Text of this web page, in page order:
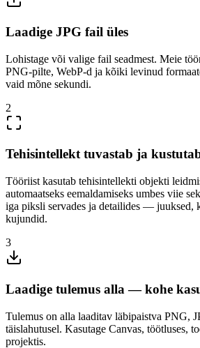
Laadige JPG fail üles
Lohistage või valige fail seadmest. Meie
PNG-pilte, WebP-d ja kõiki levinud
vaid mõne sekundi.
2
Tehisintellekt tuvastab ja
Tööriist kasutab tehisintellekti objekti
automaatseks eemaldamiseks umbes viie
iga piksli servades ja detailides — juuksed,
kujundid.
3
Laadige tulemus alla — kohe
Tulemus on alla laaditav läbipaistva PNG,
täislahutusel. Kasutage Canvas, töötluses,
projektis.